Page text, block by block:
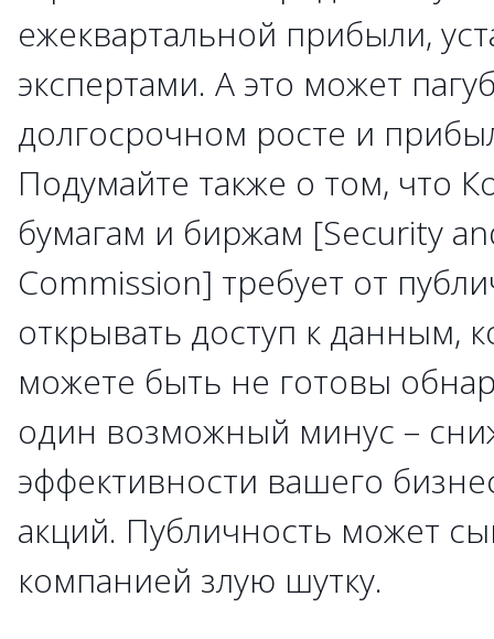
ежеквартальной прибыли,
экспертами. А это может
долгосрочном росте и
Подумайте также о том, что
бумагам и биржам [Security
Commission] требует от
открывать доступ к данным,
можете быть не готовы
один возможный минус –
эффективности вашего
акций. Публичность может
компанией злую шутку.